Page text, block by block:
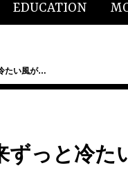
EDUCATION
たい風が…
ずっと冷た